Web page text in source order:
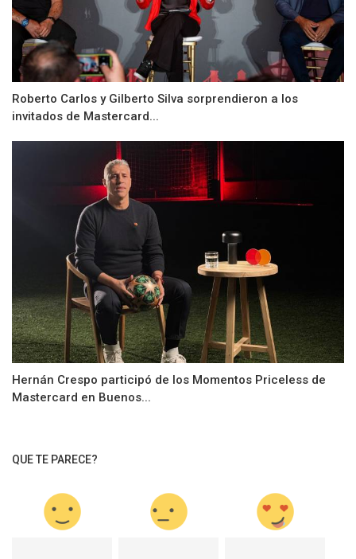
Roberto Carlos y Gilberto Silva sorprendieron a los
invitados de Mastercard...
Hernán Crespo participó de los Momentos Priceless de
Mastercard en Buenos...
QUE TE PARECE?